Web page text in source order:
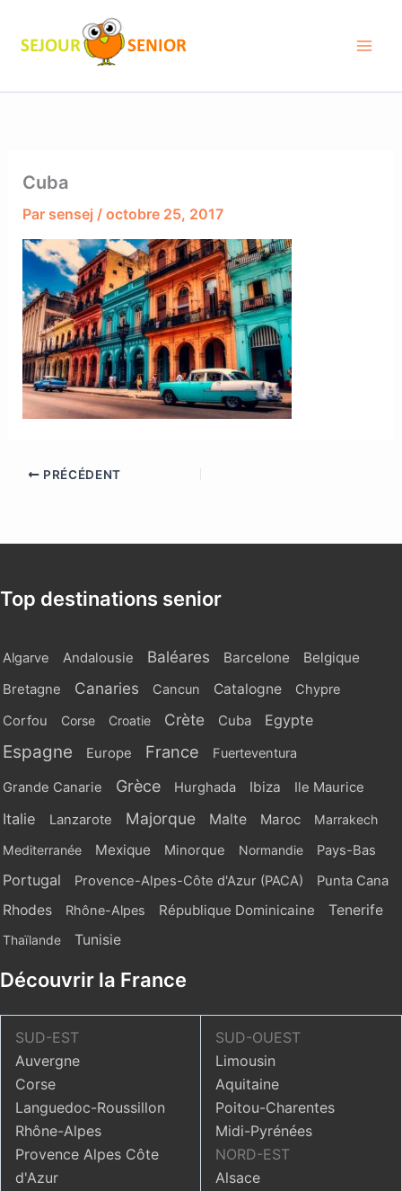
contenu
Cuba
Par sensej / octobre 25, 2017
PRÉCÉDENT
Top destinations senior
Algarve Andalousie Baléares Barcelone Belgique
Bretagne Canaries Cancun Catalogne
Chypre
Corfou
Corse Croatie Crète Cuba Egypte
Espagne Europe France Fuerteventura
Grande Canarie Grèce Hurghada Ibiza Ile Maurice
Italie Lanzarote Majorque Malte Maroc
Marrakech
Mediterranée
Mexique Minorque Normandie Pays-Bas
Portugal Provence-Alpes-Côte d'Azur (PACA) Punta Cana
Rhodes Rhône-Alpes République Dominicaine Tenerife
Thaïlande Tunisie
Découvrir la France
SUD-EST
Auvergne
Corse
Languedoc-Roussillon
Rhône-Alpes
Provence Alpes Côte
d'Azur
SUD-OUEST
Limousin
Aquitaine
Poitou-Charentes
Midi-Pyrénées
NORD-EST
Alsace